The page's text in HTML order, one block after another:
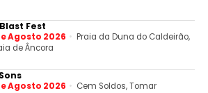
Fest
Agosto 2026
Praia da Duna do Caldeirão,
de Âncora
Agosto 2026 Cem Soldos, Tomar